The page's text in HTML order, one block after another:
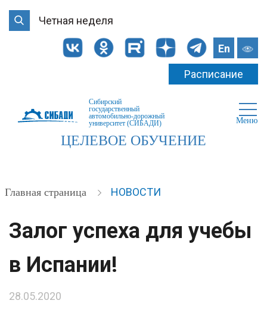
Четная неделя
En
Расписание
Сибирский
государственный
автомобильно-дорожный
университет (СИБАДИ)
Меню
ЦЕЛЕВОЕ ОБУЧЕНИЕ
Главная страница НОВОСТИ
Залог успеха для учебы
в Испании!
28.05.2020